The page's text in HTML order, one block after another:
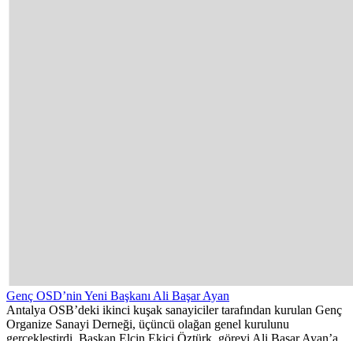
Genç OSD’nin Yeni Başkanı Ali Başar Ayan
Antalya OSB’deki ikinci kuşak sanayiciler tarafından kurulan Genç
Organize Sanayi Derneği, üçüncü olağan genel kurulunu
gerçekleştirdi. Başkan Elçin Ekici Öztürk, görevi Ali Başar Ayan’a